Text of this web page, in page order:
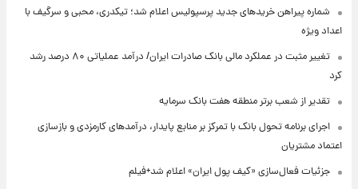
شماره پیراهن خریدهای جدید پرسپولیس اعلام شد؛ تیکدری، محبی و سرگیف با
اعداد ویژه
تغییر مثبت در عملکرد مالی بانک صادرات ایران/ درآمد عملیاتی ۸۰ درصد رشد
کرد
تقدیر از شعب برتر منطقه هفت بانک سرمایه
اجرای برنامه تحول بانک با تمرکز بر منابع پایدار، درآمدهای کارمزدی و بازسازی
اعتماد مشتریان
جزئیات فعال‌سازی «کیف پول ایران» اعلام شد+فیلم